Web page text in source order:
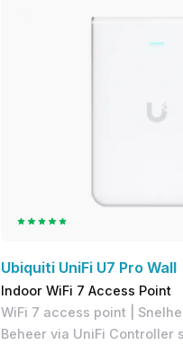
Ubiquiti UniFi U7 Pro Wall
Indoor WiFi 7 Access Point
WiFi 7 access point |
Beheer via UniFi Controller